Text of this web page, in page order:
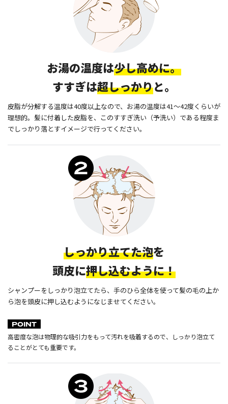
お湯の温度は少し高めに。
すすぎは超しっかりと。
皮脂が分解する温度は40度以上なので、お湯の温度は41〜42度くらいが
理想的。髪に付着した皮脂を、このすすぎ洗い（予洗い）である程度ま
でしっかり落とすイメージで行ってください。
しっかり立てた泡を
頭皮に押し込むように！
シャンプーをしっかり泡立てたら、手のひら全体を使って髪の毛の上か
ら泡を頭皮に押し込むようになじませてください。
POINT
高密度な泡は物理的な吸引力をもって汚れを吸着するので、しっかり泡立て
ることがとても重要です。